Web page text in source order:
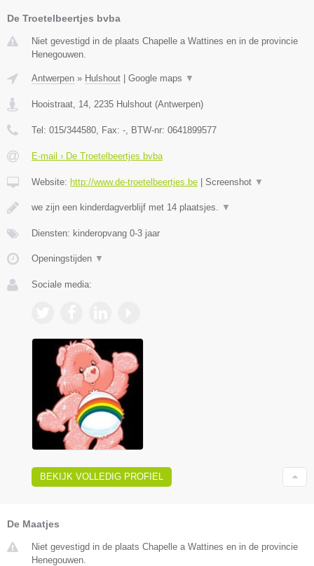
De Troetelbeertjes bvba
Niet gevestigd in de plaats Chapelle a Wattines en in de provincie
Henegouwen.
Antwerpen » Hulshout Google maps ▼
Hooistraat, 14 2235 Hulshout (Antwerpen)
Tel: 015/344580 , Fax: - , BTW-nr: 0641899577
E-mail › De Troetelbeertjes bvba
Website: http://www.de-troetelbeertjes.be Screenshot ▼
we zijn een kinderdagverblijf met 14 plaatsjes. ▼
Diensten: kinderopvang 0-3 jaar
Openingstijden ▼
Sociale media:
BEKIJK VOLLEDIG PROFIEL
De Maatjes
Niet gevestigd in de plaats Chapelle a Wattines en in de provincie
Henegouwen.